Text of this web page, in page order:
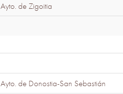
Ayto. de Zigoitia
Ayto. de Donostia-San Sebastián